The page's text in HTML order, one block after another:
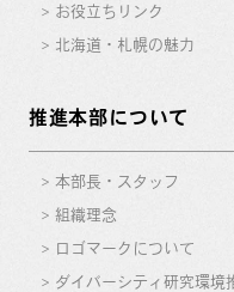
お役立ちリンク
北海道・札幌の魅力
推進本部について
本部長・スタッフ
組織理念
ロゴマークについて
ダイバーシティ研究環境